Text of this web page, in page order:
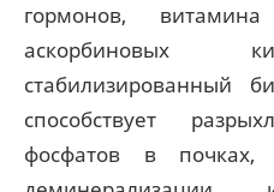
гормонов,
аскорбиновых
стабилизированный
способствует
фосфатов в